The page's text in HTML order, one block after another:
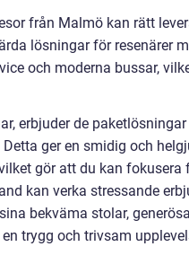
från Malmö kan rätt
lösningar för resenärer
och moderna bussar,
erbjuder de
ger en smidig och
gör att du kan
kan verka stressande
bekväma stolar,
trygg och trivsam